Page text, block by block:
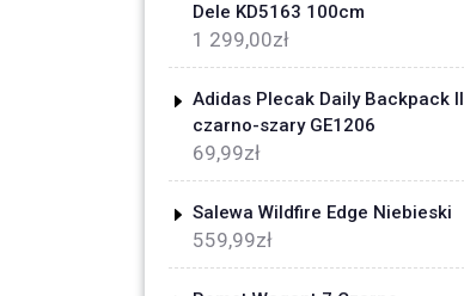
Dele KD5163 100cm
1 299,00zł
Adidas Plecak Daily Backpack II
czarno-szary GE1206
69,99zł
Salewa Wildfire Edge Niebieski
559,99zł